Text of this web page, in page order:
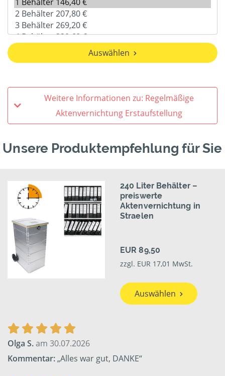
Auswählen
Weitere Informationen zu: Regelmäßige
Aktenvernichtung Erstaufstellung
Unsere Produktempfehlung für Sie
240 Liter Behälter –
preiswerte
Aktenvernichtung in
Straelen
EUR 89,50
zzgl. EUR 17,01 MwSt.
Auswählen
Olga S.am 30.07.2026
Kommentar:„Alles war gut, DANKE“